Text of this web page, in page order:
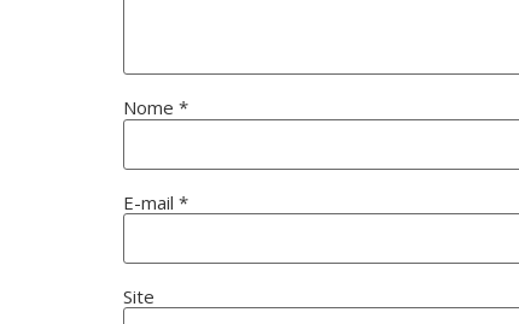
Nome *
E-mail *
Site